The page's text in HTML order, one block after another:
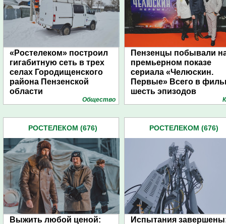
«Ростелеком» построил
гигабитную сеть в трех
селах Городищенского
района Пензенской
области
Общество
Пензенцы побывали
премьерном показе
сериала «Челюскин.
Первые» Всего в
шесть эпизодов
РОСТЕЛЕКОМ (676)
Выжить любой ценой:
РОСТЕЛЕКОМ (676)
Испытания